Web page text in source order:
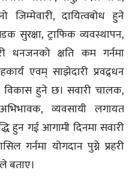
दायित्वबोध हुने
सुरक्षा, ट्राफिक व्यवस्थापन,
धनजनको क्षति कम गर्नमा
एवम् साझेदारी प्रवद्र्धन
विकास हुने छ। सवारी चालक,
अभिभावक, व्यवसायी लगायत
हुन गई आगामी दिनमा सवारी
गर्नमा योगदान पुग्ने प्रहरी
बताए।